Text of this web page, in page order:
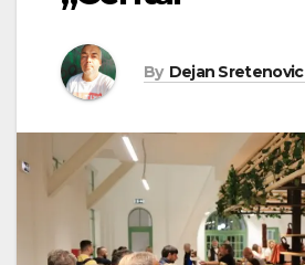
By Dejan Sretenovic